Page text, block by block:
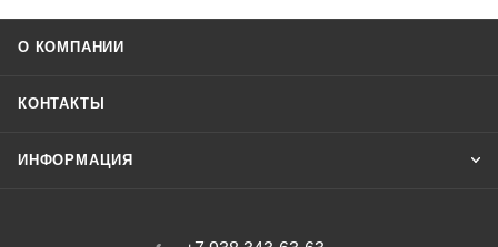
О КОМПАНИИ
КОНТАКТЫ
ИНФОРМАЦИЯ